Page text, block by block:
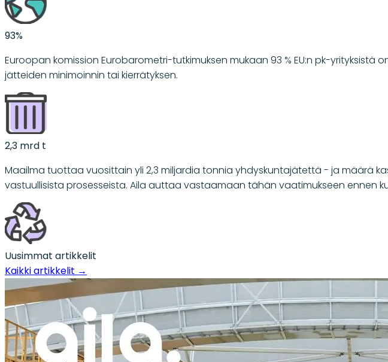
93%
Euroopan komission Eurobarometri-tutkimuksen mukaan 93 % EU:n pk-
jätteiden minimoinnin tai kierrätyksen.
2,3 mrd t
Maailma tuottaa vuosittain yli 2,3 miljardia tonnia yhdyskuntajätettä - ja määrä
vastuullisista prosesseista. Aila auttaa vastaamaan tähän vaatimukseen ennen
Uusimmat artikkelit
Kaikki artikkelit →